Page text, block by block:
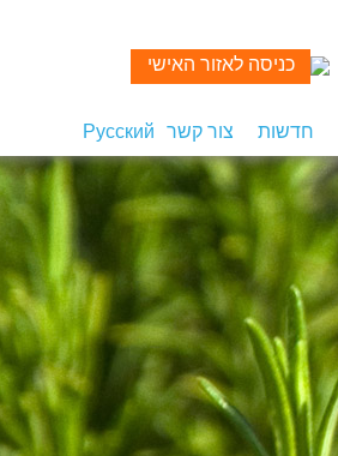
כניסה לאזור האישי
חדשות צור קשר Русский